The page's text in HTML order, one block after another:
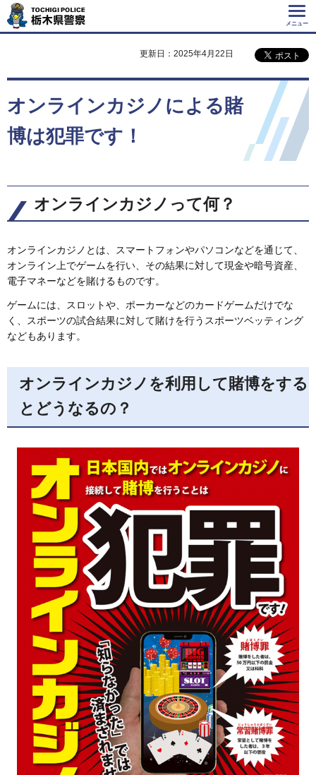
Tochigi Police 栃
木県警察
メニュー
更新日：2025年4月22日
オンラインカジノによる賭
博は犯罪です！
オンラインカジノって何？
オンラインカジノとは、スマートフォンやパソコンなどを通じて、
オンライン上でゲームを行い、その結果に対して現金や暗号資産、
電子マネーなどを賭けるものです。
ゲームには、スロットや、ポーカーなどのカードゲームだけでな
く、スポーツの試合結果に対して賭けを行うスポーツベッティング
などもあります。
オンラインカジノを利用して賭博をする
とどうなるの？